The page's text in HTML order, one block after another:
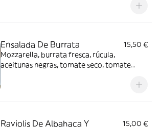
Ensalada De Burrata
15,50 €
Mozzarella, burrata fresca, rúcula,
aceitunas negras, tomate seco, tomate
Raviolis De Albahaca Y
15,00 €